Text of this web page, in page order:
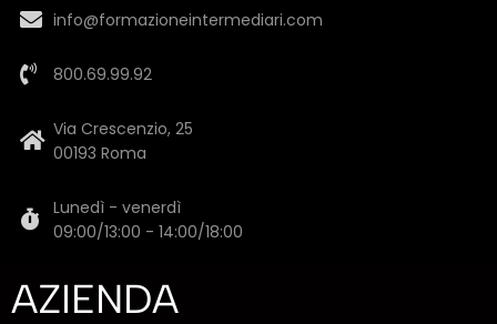
info@formazioneintermediari.com
800.69.99.92
Via Crescenzio, 25
00193 Roma
Lunedì - venerdì
09:00/13:00 - 14:00/18:00
AZIENDA